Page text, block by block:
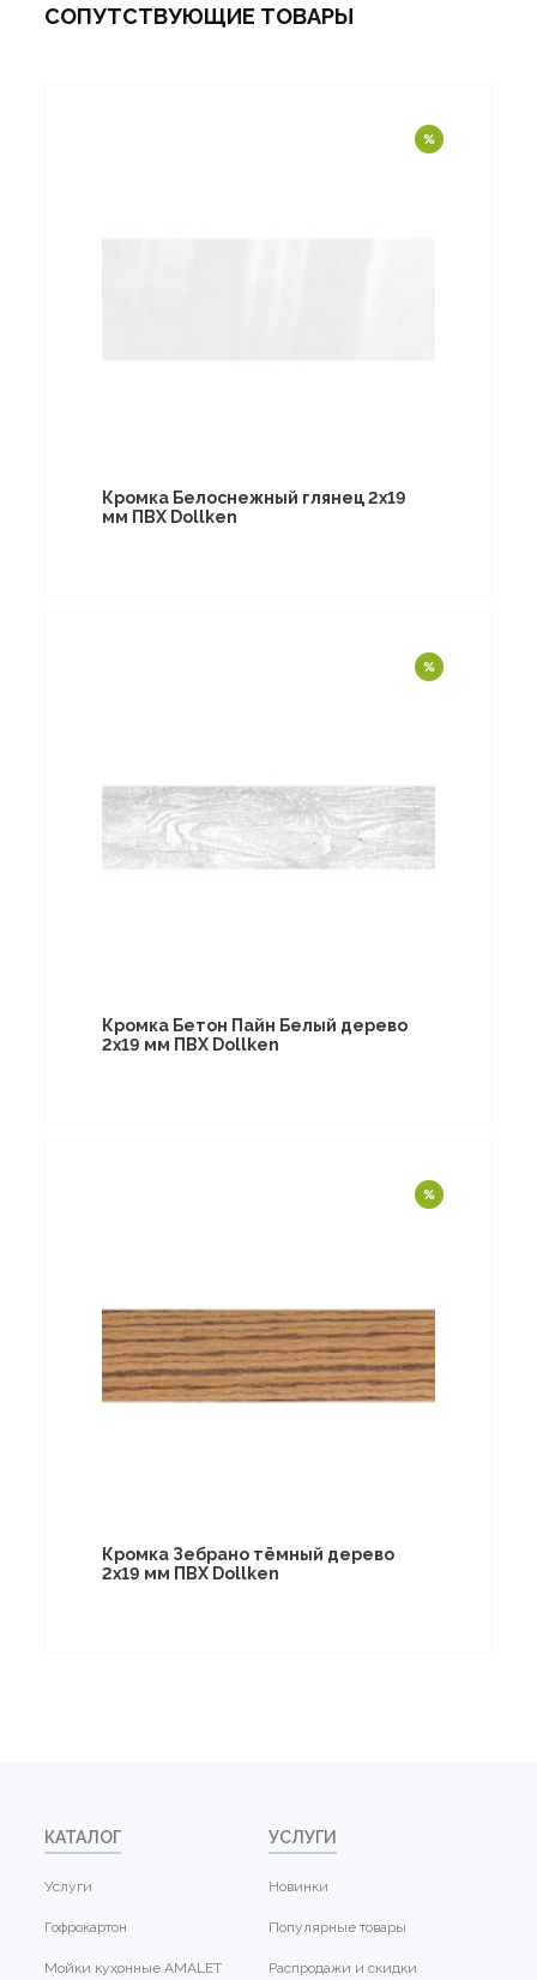
СОПУТСТВУЮЩИЕ ТОВАРЫ
Кромка Белоснежный глянец 2х19
мм ПВХ Dollken
Кромка Бетон Пайн Белый дерево
2х19 мм ПВХ Dollken
Кромка Зебрано тёмный дерево
2х19 мм ПВХ Dollken
КАТАЛОГ
Услуги
Гофрокартон
Мойки кухонные AMALET
УСЛУГИ
Новинки
Популярные товары
Распродажи и скидки